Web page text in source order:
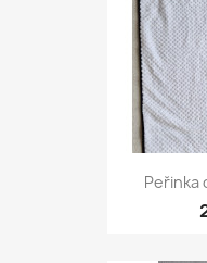
Peřinka